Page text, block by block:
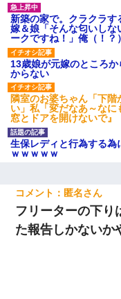
新築の家で。クラクラす
嫁＆娘「そんな匂いし
ークですね！」俺（！？）
13歳娘が元嫁のところ
からない
隣室のお婆ちゃん「下
い」私「変だなあ～な
窓とドアを開けないで』
生保レディと行為する為
ｗｗｗｗｗ
匿名
フリーターの下
た報告しかないか